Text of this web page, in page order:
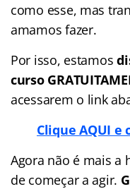
como esse, mas
amamos fazer.
Por isso, estamos
curso
acessarem o link
Clique AQUI e
Agora não é mais a
de começar a agir.